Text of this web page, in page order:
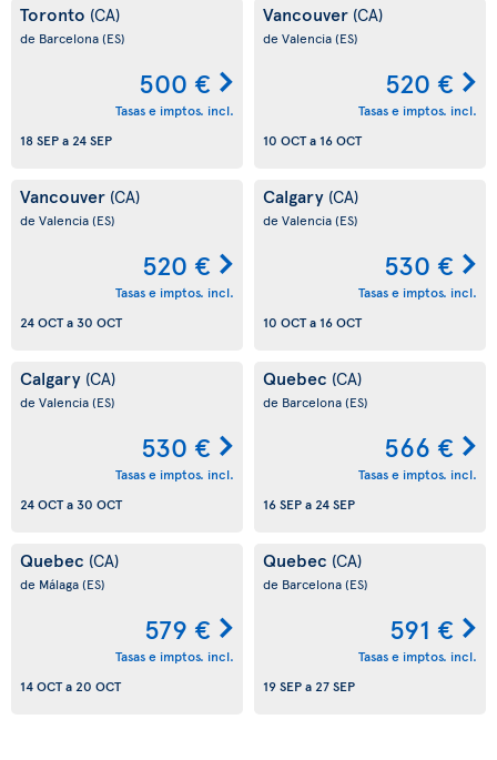
Toronto (CA)
de Barcelona(ES)
500 €
Tasas e imptos. incl.
18 SEPa24 SEP
Vancouver (CA)
de Valencia(ES)
520 €
Tasas e imptos. incl.
10 OCTa 16 OCT
Vancouver (CA)
de Valencia(ES)
520 €
Tasas e imptos. incl.
24 OCTa 30 OCT
Calgary (CA)
de Valencia(ES)
530 €
Tasas e imptos. incl.
10 OCTa 16 OCT
Calgary (CA)
de Valencia(ES)
530 €
Tasas e imptos. incl.
24 OCTa 30 OCT
Quebec (CA)
de Barcelona(ES)
566 €
Tasas e imptos. incl.
16 SEPa24 SEP
Quebec (CA)
de Málaga(ES)
579 €
Tasas e imptos. incl.
14 OCTa20 OCT
Quebec (CA)
de Barcelona(ES)
591 €
Tasas e imptos. incl.
19 SEPa27 SEP